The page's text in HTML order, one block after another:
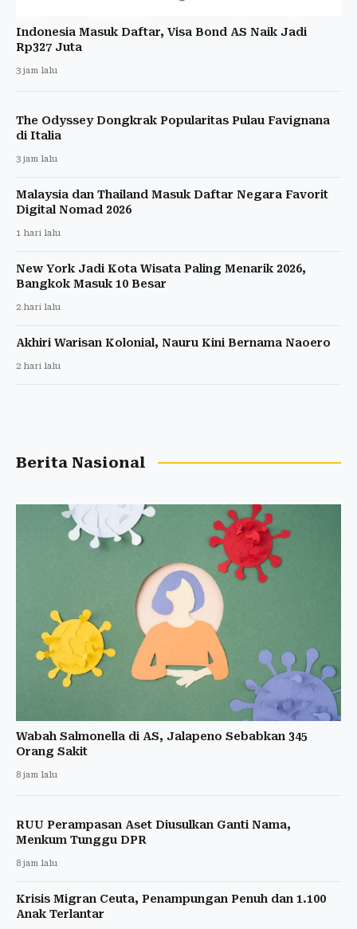
Indonesia Masuk Daftar, Visa Bond AS Naik Jadi
Rp327 Juta
3 jam lalu
The Odyssey Dongkrak Popularitas Pulau Favignana
di Italia
3 jam lalu
Malaysia dan Thailand Masuk Daftar Negara Favorit
Digital Nomad 2026
1 hari lalu
New York Jadi Kota Wisata Paling Menarik 2026,
Bangkok Masuk 10 Besar
2 hari lalu
Akhiri Warisan Kolonial, Nauru Kini Bernama Naoero
2 hari lalu
Berita Nasional
Wabah Salmonella di AS, Jalapeno Sebabkan 345
Orang Sakit
8 jam lalu
RUU Perampasan Aset Diusulkan Ganti Nama,
Menkum Tunggu DPR
8 jam lalu
Krisis Migran Ceuta, Penampungan Penuh dan 1.100
Anak Terlantar